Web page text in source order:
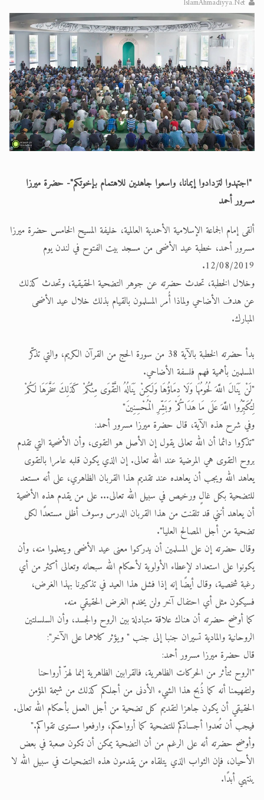
الحجّ.. دلالات، حِكم، وأهداف >> المزيد
اقرأ هذا المقال في أهمية عيد
IslamAhmadiyya.Net
"اجتهدوا لتزدادوا إيمانا، واسعوا جاهدين للاهتمام بإخوتكم"- حضرة ميرزا
مسرور أحمد
ألقى إمام الجماعة الإسلامية الأحمدية العالمية، خليفة المسيح الخامس حضرة ميرزا
مسرور أحمد، خطبة عيد الأضحى من مسجد بيت الفتوح في لندن يوم
12/08/2019.
وخلال الخطبة، تحدث حضرته عن جوهر التضحية الحقيقية، وتحدث كذلك
عن هدف الأضاحي ولماذا أُمر المسلمون بالقيام بذلك خلال عيد الأضحى
المبارك.
بدأ حضرته الخطبة بالآية 38 من سورة الحج من القرآن الكريم، والتي تذكّر
المسلمين بأهمية فهم فلسفة الأضاحي.
"لَنْ يَنَالَ اللَّهَ لُحُومُهَا وَلَا دِمَاؤُهَا وَلَكِنْ يَنَالُهُ التَّقْوَى مِنْكُمْ كَذَلِكَ سَخَّرَهَا لَكُمْ
لِتُكَبِّرُوا اللَّهَ عَلَى مَا هَدَاكُمْ وَبَشِّرِ الْمُحْسِنِينَ"
وفي شرح هذه الآية، قال حضرة ميرزا مسرور أحمد:
"تذكروا دائما أن الله تعالى يقول إن الأصل هو التقوى، وأن الأضحية التي تقدم
بروح التقوى هي المرضية عند الله تعالى. إن الذي يكون قلبه عامرا بالتقوى
يعاهد الله ويجب أن يعاهده عند تقديم هذا القربان الظاهري، على أنه مستعد
للتضحية بكل غالٍ ورخيص في سبيل الله تعالى... على من يقدم هذه الأضحية
أن يعاهد أنني قد تلقنت من هذا القربان الدرس وسوف أظل مستعدًا لكل
تضحية من أجل المصالح العليا".
وقال حضرته إن على المسلمين أن يدركوا معنى عيد الأضحى ويتعلموا منه، وأن
يكونوا على استعداد لإعطاء الأولوية لأحكام الله سبحانه وتعالى أكثر من أي
رغبة شخصية، وقال أيضًا إنه إذا فشل هذا العيد في تذكيرنا بهذا الغرض،
فسيكون مثل أي احتفال آخر ولن يخدم الغرض الحقيقي منه.
كما أوضح حضرته أن هناك علاقة متبادلة بين الروح والجسد، وأن السلسلتين
الروحانية والمادية تسيران جنبا إلى جنب " ويؤثر كلاهما على الآخر":
قال حضرة ميرزا مسرور أحمد:
"الروح تتأثر من الحركات الظاهرية، فالقرابين الظاهرية إنما لهزّ أرواحنا
ولتفهيمنا أنه كما ذُبح هذا الشيء الأدنى من أجلكم كذلك من شيمة المؤمن
الحقيقي أن يكون جاهزا لتقديم كل تضحية من أجل العمل بأحكام الله تعالى.
فيجب أن تُعدوا أجسادكم للتضحية كما أرواحكم، وارفعوا مستوى تقواكم."
وأوضح حضرته أنه على الرغم من أن التضحية يمكن أن تكون صعبة في بعض
الأحيان، فإن الثواب الذي يتلقاه من يقدمون هذه التضحيات في سبيل الله لا
ينتهي أبدًا.